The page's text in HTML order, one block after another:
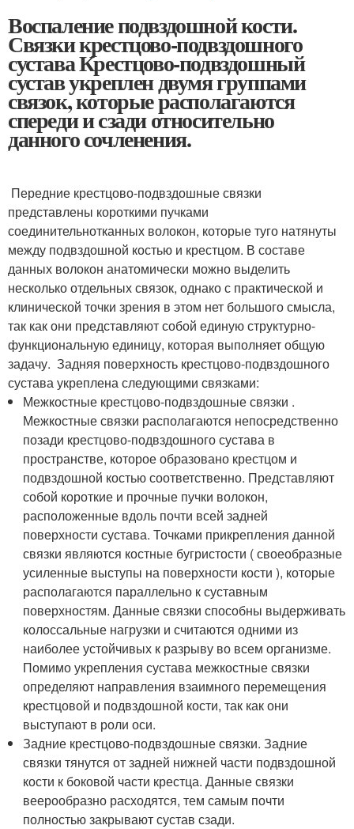
Воспаление подвздошной кости.
Связки крестцово-подвздошного
сустава Крестцово-подвздошный
сустав укреплен двумя группами
связок, которые располагаются
спереди и сзади относительно
данного сочленения.
Передние крестцово-подвздошные связки
представлены короткими пучками
соединительнотканных волокон, которые туго натянуты
между подвздошной костью и крестцом. В составе
данных волокон анатомически можно выделить
несколько отдельных связок, однако с практической и
клинической точки зрения в этом нет большого смысла,
так как они представляют собой единую структурно-
функциональную единицу, которая выполняет общую
задачу. Задняя поверхность крестцово-подвздошного
сустава укреплена следующими связками:
Межкостные крестцово-подвздошные связки .
Межкостные связки располагаются непосредственно
позади крестцово-подвздошного сустава в
пространстве, которое образовано крестцом и
подвздошной костью соответственно. Представляют
собой короткие и прочные пучки волокон,
расположенные вдоль почти всей задней
поверхности сустава. Точками прикрепления данной
связки являются костные бугристости ( своеобразные
усиленные выступы на поверхности кости ), которые
располагаются параллельно к суставным
поверхностям. Данные связки способны выдерживать
колоссальные нагрузки и считаются одними из
наиболее устойчивых к разрыву во всем организме.
Помимо укрепления сустава межкостные связки
определяют направления взаимного перемещения
крестцовой и подвздошной кости, так как они
выступают в роли оси.
Задние крестцово-подвздошные связки. Задние
связки тянутся от задней нижней части подвздошной
кости к боковой части крестца. Данные связки
веерообразно расходятся, тем самым почти
полностью закрывают сустав сзади.